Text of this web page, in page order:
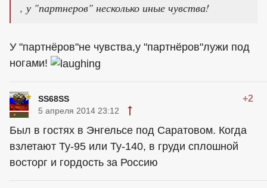
, у "партнеров" несколько иные чувства!
У "партнёров"не чувства,у "партнёров"лужи под
ногами!
SS68SS +2
5 апреля 2014 23:12
Был в гостях в Энгельсе под Саратовом. Когда
взлетают Ту-95 или Ту-140, в груди сплошной
восторг и гордость за Россию